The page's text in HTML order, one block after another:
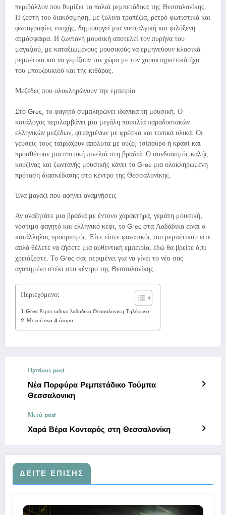
περιβάλλον που θυμίζει τα παλιά ρεμπετάδικα της Θεσσαλονίκης.
Η ζεστή του διακόσμηση, με ξύλινα τραπέζια, ρετρό φωτιστικά και
φωτογραφίες εποχής, δημιουργεί μια νοσταλγική και φιλόξενη
ατμόσφαιρα. Η ζωντανή μουσική αποτελεί τον πυρήνα του
μαγαζιού, με καταξιωμένους μουσικούς να ερμηνεύουν κλασικά
ρεμπέτικα και να γεμίζουν τον χώρο με τον χαρακτηριστικό ήχο
του μπουζουκιού και της κιθάρας.
Μεζέδες που ολοκληρώνουν την εμπειρία
Στο Grec, το φαγητό συμπληρώνει ιδανικά τη μουσική. Ο
κατάλογος περιλαμβάνει μια μεγάλη ποικιλία παραδοσιακών
ελληνικών μεζέδων, φτιαγμένων με φρέσκα και τοπικά υλικά. Οι
γεύσεις τους ταιριάζουν απόλυτα με ούζο, τσίπουρο ή κρασί και
προσθέτουν μια σπιτική πινελιά στη βραδιά. Ο συνδυασμός καλής
κουζίνας και ζωντανής μουσικής κάνει το Grec μια ολοκληρωμένη
πρόταση διασκέδασης στο κέντρο της Θεσσαλονίκης.
Ένα μαγαζί που αφήνει αναμνήσεις
Αν αναζητάτε μια βραδιά με έντονο χαρακτήρα, γεμάτη μουσική,
νόστιμο φαγητό και ελληνικό κέφι, το Grec στα Λαδάδικα είναι ο
κατάλληλος προορισμός. Είτε είστε φανατικός του ρεμπέτικου είτε
απλά θέλετε να ζήσετε μια αυθεντική εμπειρία, εδώ θα βρείτε ό,τι
χρειάζεστε. Το Grec σας περιμένει για να γίνει το νέο σας
αγαπημένο στέκι στο κέντρο της Θεσσαλονίκης.
Περιεχόμενο:
Grec Ρεμπεταδικο λαδαδικα Θεσσαλονικη Τηλέφωνο
Μενού ανα 4 άτομα
Πρινious post
Νέα Πορφύρα Ρεμπετάδικο Τούμπα
Θεσσαλονικη
Μετά post
Χαρά Βέρα Κονταρός στη Θεσσαλονίκη
ΔΕΊΤΕ ΕΠΊΣΗΣ